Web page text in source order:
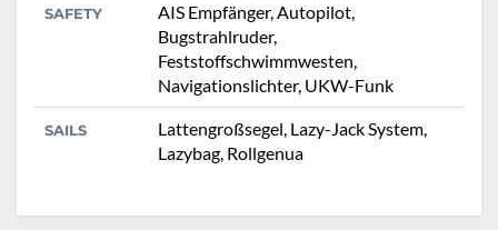
SAFETY
AIS Empfänger, Autopilot,
Bugstrahlruder,
Feststoffschwimmwesten,
Navigationslichter, UKW-Funk
SAILS
Lattengroßsegel, Lazy-Jack System,
Lazybag, Rollgenua